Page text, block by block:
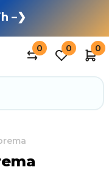
–❯
0 0 0